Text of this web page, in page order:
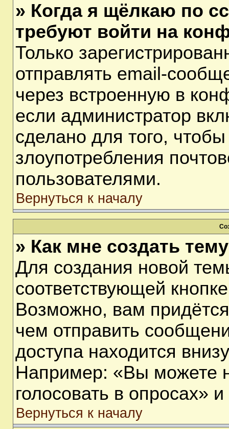
» Когда я щёлкаю по
требуют войти на
Только
отправлять email-
через встроенную в
если администратор
сделано для того,
злоупотребления
пользователями.
Вернуться к началу
» Как мне создать
Для создания новой
соответствующей
Возможно, вам
чем отправить
доступа находится
Например: «Вы можете
голосовать в опросах» и
Вернуться к началу